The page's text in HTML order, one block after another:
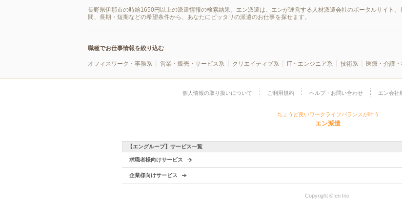
長野県伊那市の時給1650円以上の派遣情報の検索結果。エン派遣は、エンが運営する人材派遣会社のポータルサイト
間、長期・短期などの希望条件から、あなたにピッタリの派遣のお仕事を探せます。
職種でお仕事情報を絞り込む
オフィスワーク・事務系 営業・販売・サービス系 クリエイティブ系 IT・エンジニア系 技術系 医療・介護
個人情報の取り扱いについて ご利用規約 ヘルプ・お問い合わせ エン会社
ちょうど良いワークライフバランスが叶う
エン派遣
【エングループ】サービス一覧
求職者様向けサービス
企業様向けサービス
Copyright © en Inc.